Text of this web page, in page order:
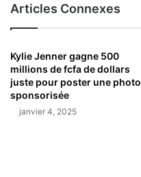
Articles Connexes
Kylie Jenner gagne 500
millions de fcfa de dollars
juste pour poster une photo
sponsorisée
janvier 4, 2025